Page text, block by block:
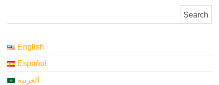
English
Español
العربية